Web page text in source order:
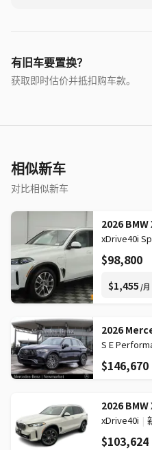
有旧车要置换？
获取即时估价并抵扣购车款。
相似新车
对比相似新车
2026 BMW
xDrive40i
$98,800
$1,455 /月
2026
S E
$146,670
2026 BMW
xDrive40i |
$103,624